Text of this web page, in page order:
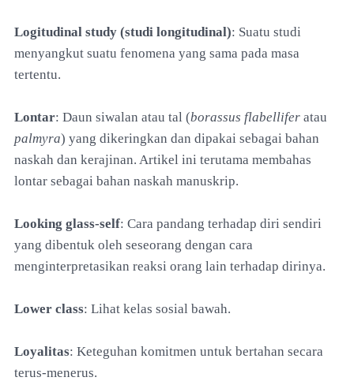
Logitudinal study (studi longitudinal): Suatu studi
menyangkut suatu fenomena yang sama pada masa
tertentu.
Lontar: Daun siwalan atau tal (borassus flabellifer atau
palmyra) yang dikeringkan dan dipakai sebagai bahan
naskah dan kerajinan. Artikel ini terutama membahas
lontar sebagai bahan naskah manuskrip.
Looking glass-self: Cara pandang terhadap diri sendiri
yang dibentuk oleh seseorang dengan cara
menginterpretasikan reaksi orang lain terhadap dirinya.
Lower class: Lihat kelas sosial bawah.
Loyalitas: Keteguhan komitmen untuk bertahan secara
terus-menerus.